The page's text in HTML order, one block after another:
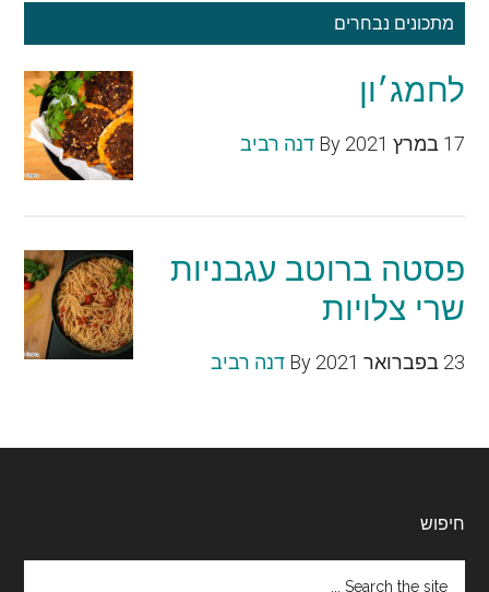
מתכונים נבחרים
לחמג׳ון
17 במרץ 2021 By דנה רביב
פסטה ברוטב עגבניות
שרי צלויות
23 בפברואר 2021 By דנה רביב
Footer
חיפוש